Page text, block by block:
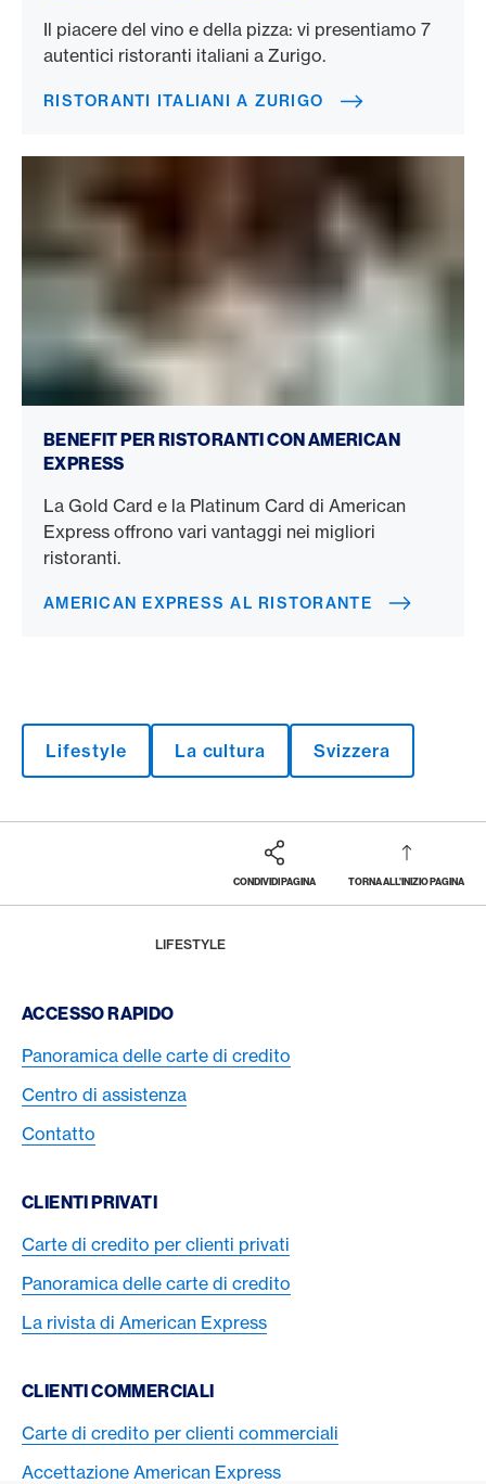
Il piacere del vino e della pizza: vi presentiamo 7
autentici ristoranti italiani a Zurigo.
RISTORANTI ITALIANI A ZURIGO
BENEFIT PER RISTORANTI CON AMERICAN
EXPRESS
La Gold Card e la Platinum Card di American
Express offrono vari vantaggi nei migliori
ristoranti.
AMERICAN EXPRESS AL RISTORANTE
Lifestyle La cultura Svizzera
CONDIVIDI PAGINA TORNA ALL'INIZIO PAGINA
Footer
LIFESTYLE
Footer Navigation
ACCESSO RAPIDO
Panoramica delle carte di credito
Centro di assistenza
Contatto
CLIENTI PRIVATI
Carte di credito per clienti privati
Panoramica delle carte di credito
La rivista di American Express
CLIENTI COMMERCIALI
Carte di credito per clienti commerciali
Accettazione American Express